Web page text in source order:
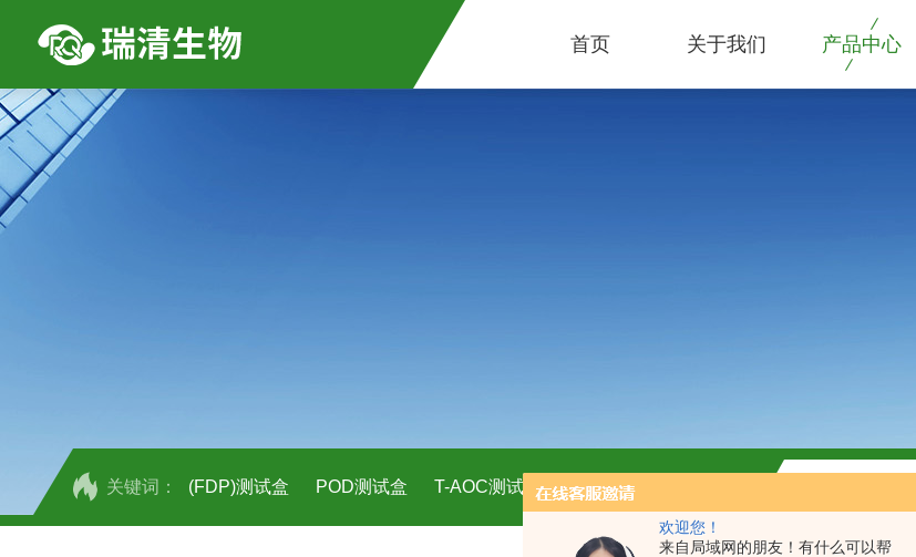
欢迎您！
来自局域网的朋友！有什么可以帮
首页 关于我们 产品中心
关键词： (FDP)测试盒 POD测试盒 T-AOC测试盒 H2O2测试盒厂家供应
小鼠CALP试剂盒